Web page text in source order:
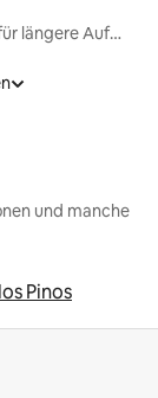
Unterkünfte für längere Aufenthalte
und manche
Pinos